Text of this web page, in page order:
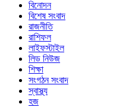
বিনোদন
বিশেষ সংবাদ
রাজনীতি
রাশিফল
লাইফস্টাইল
লিড নিউজ
শিক্ষা
সংগঠন সংবাদ
স্বাস্থ্য
হজ